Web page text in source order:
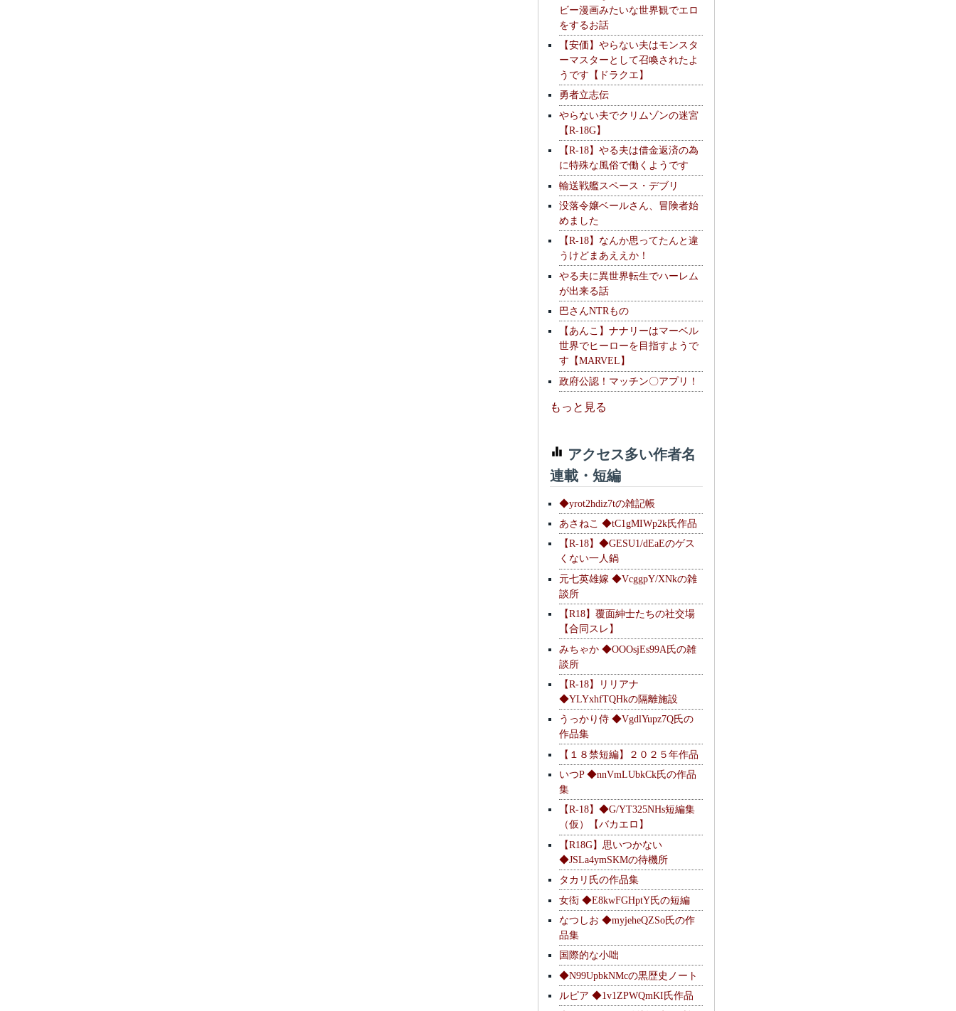
ビー漫画みたいな世界観でエロ
をするお話
【安価】やらない夫はモンスタ
ーマスターとして召喚されたよ
うです【ドラクエ】
勇者立志伝
やらない夫でクリムゾンの迷宮
【R-18G】
【R-18】やる夫は借金返済の為
に特殊な風俗で働くようです
輸送戦艦スペース・デブリ
没落令嬢ベールさん、冒険者始
めました
【R-18】なんか思ってたんと違
うけどまあええか！
やる夫に異世界転生でハーレム
が出来る話
巴さんNTRもの
【あんこ】ナナリーはマーベル
世界でヒーローを目指すようで
す【MARVEL】
政府公認！マッチン〇アプリ！
もっと見る
アクセス多い作者名
連載・短編
◆yrot2hdiz7tの雑記帳
あさねこ ◆tC1gMIWp2k氏作品
【R-18】◆GESU1/dEaEのゲス
くない一人鍋
元七英雄嫁 ◆VcggpY/XNkの雑
談所
【R18】覆面紳士たちの社交場
【合同スレ】
みちゃか ◆OOOsjEs99A氏の雑
談所
【R-18】リリアナ
◆YLYxhfTQHkの隔離施設
うっかり侍 ◆VgdlYupz7Q氏の
作品集
【１８禁短編】２０２５年作品
いつP ◆nnVmLUbkCk氏の作品
集
【R-18】◆G/YT325NHs短編集
（仮）【バカエロ】
【R18G】思いつかない
◆JSLa4ymSKMの待機所
タカリ氏の作品集
女衒 ◆E8kwFGHptY氏の短編
なつしお ◆myjeheQZSo氏の作
品集
国際的な小咄
◆N99UpbkNMcの黒歴史ノート
ルピア ◆1v1ZPWQmKI氏作品